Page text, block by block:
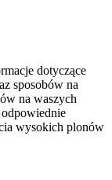
dotyczące
sposobów na
na waszych
wysokich plonów